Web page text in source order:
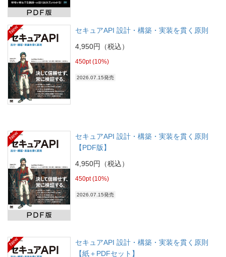
New
セキュアAPI 設計・構築・実装を貫く原則
4,950円（税込）
450pt (10%)
2026.07.15発売
New
セキュアAPI 設計・構築・実装を貫く原則
【PDF版】
4,950円（税込）
450pt (10%)
2026.07.15発売
New
セキュアAPI 設計・構築・実装を貫く原則
【紙＋PDFセット】